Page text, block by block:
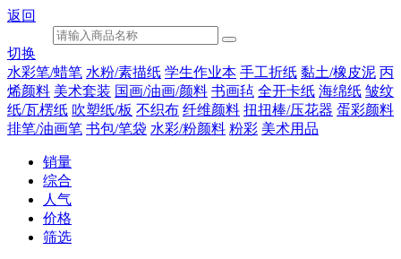
返回
切换
水彩笔/蜡笔 水粉/素描纸 学生作业本 手工折纸 黏土/橡皮泥 丙
烯颜料 美术套装 国画/油画/颜料 书画毡 全开卡纸 海绵纸 皱纹
纸/瓦楞纸 吹塑纸/板 不织布 纤维颜料 扭扭棒/压花器 蛋彩颜料
排笔/油画笔 书包/笔袋 水彩/粉颜料 粉彩 美术用品
销量
综合
人气
价格
筛选